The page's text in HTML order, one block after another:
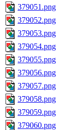
379051.png
379052.png
379053.png
379054.png
379055.png
379056.png
379057.png
379058.png
379059.png
379060.png